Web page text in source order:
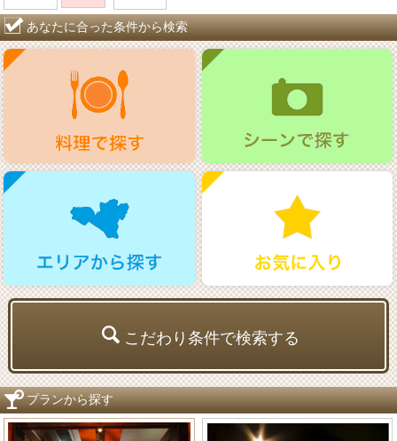
あなたに合った条件から検索
こだわり条件で検索する
プランから探す